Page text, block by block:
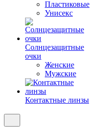
Пластиковые
Унисекс
Солнцезащитные
очки
Женские
Мужские
Контактные линзы